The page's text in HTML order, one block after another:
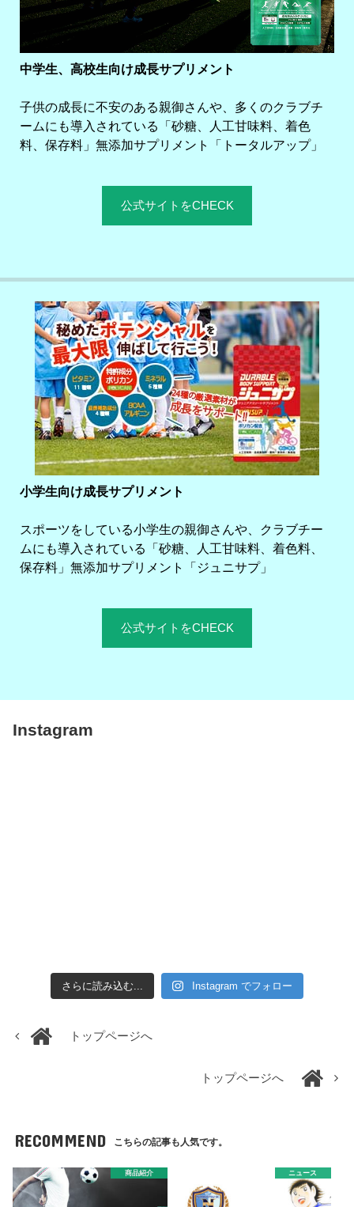
中学生、高校生向け成長サプリメント
子供の成長に不安のある親御さんや、多くのクラブチ
ームにも導入されている「砂糖、人工甘味料、着色
料、保存料」無添加サプリメント「トータルアップ」
公式サイトをCHECK
小学生向け成長サプリメント
スポーツをしている小学生の親御さんや、クラブチー
ムにも導入されている「砂糖、人工甘味料、着色料、
保存料」無添加サプリメント「ジュニサプ」
公式サイトをCHECK
Instagram
さらに読み込む... Instagram でフォロー
トップページへ
トップページへ
RECOMMEND こちらの記事も人気です。
商品紹介 ニュース